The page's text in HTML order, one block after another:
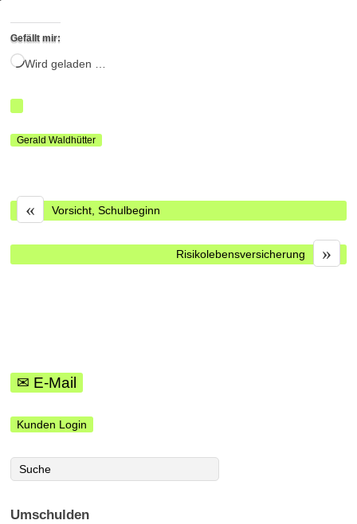
Gefällt mir:
Wird geladen …
Gerald Waldhütter
« Vorsicht, Schulbeginn
»
Risikolebensversicherung
✉ E-Mail
Kunden Login
Umschulden